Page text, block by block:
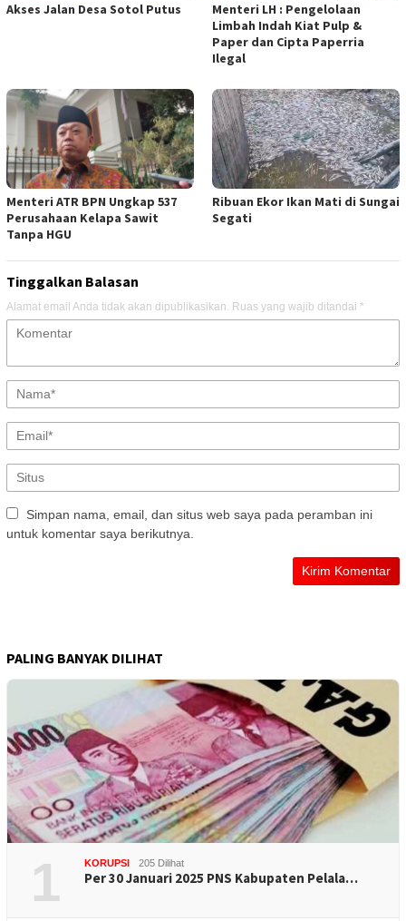
Akses Jalan Desa Sotol Putus
Menteri LH : Pengelolaan
Limbah Indah Kiat Pulp &
Paper dan Cipta Paperria
Ilegal
Menteri ATR BPN Ungkap 537
Perusahaan Kelapa Sawit
Tanpa HGU
Ribuan Ekor Ikan Mati di Sungai
Segati
Tinggalkan Balasan
Alamat email Anda tidak akan dipublikasikan. Ruas yang wajib ditandai *
Simpan nama, email, dan situs web saya pada peramban ini
untuk komentar saya berikutnya.
PALING BANYAK DILIHAT
1 KORUPSI 205 Dilihat
Per 30 Januari 2025 PNS Kabupaten Pelala…